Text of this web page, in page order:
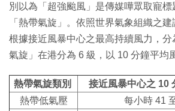
別以為「超強颱風」是傳媒嘩眾取寵
「熱帶氣旋」。依照世界氣象組織之
根據接近風暴中心之最高持續風力，
氣旋」在港分為 6 級，以 10 分鐘平均
熱帶氣旋類別
接近風暴中心之 10
熱帶低氣壓
每小時 41